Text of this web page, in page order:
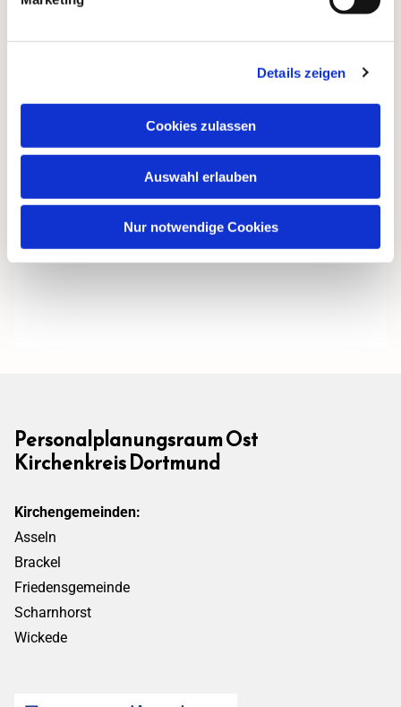
Details zeigen
Cookies zulassen
Auswahl erlauben
Nur notwendige Cookies
Personalplanungsraum Ost
Kirchenkreis Dortmund
Kirchengemeinden:
Asseln
Brackel
Friedensgemeinde
Scharnhorst
Wickede